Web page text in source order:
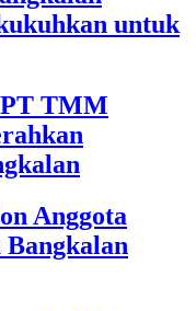
untuk
PT TMM
Anggota
Bangkalan